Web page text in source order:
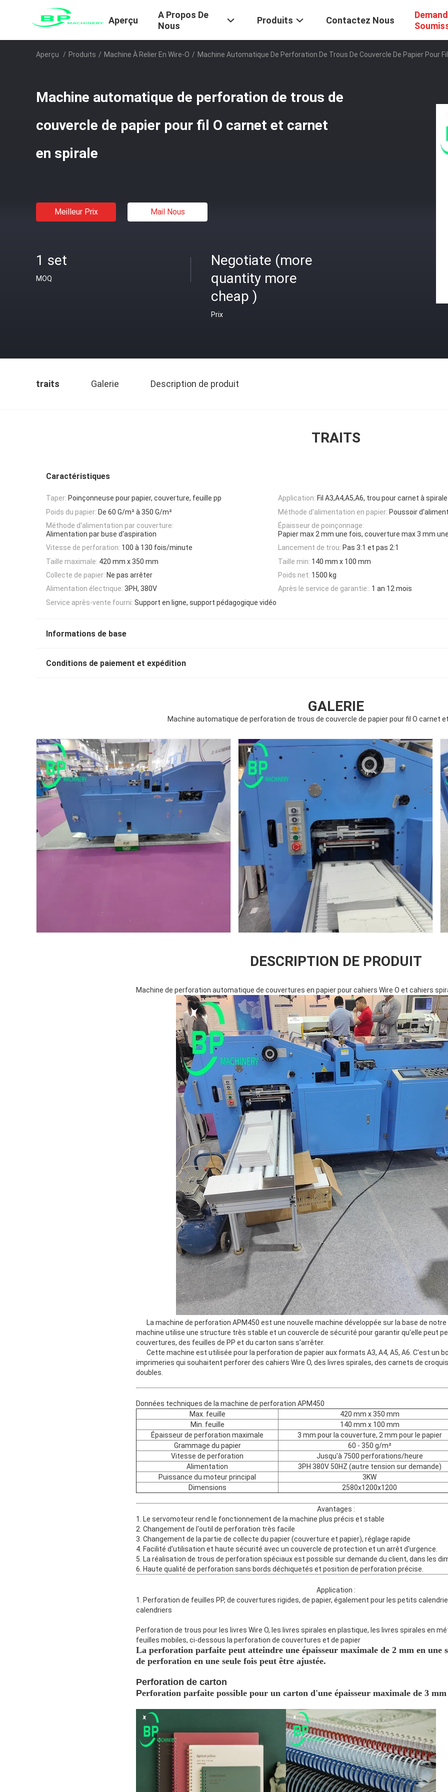
Aperçu
A Propos De
Nous
Produits Contactez Nous
Aperçu / Produits / Machine À Relier En Wire-O / Machine Automatique De Perforation De Trous De Couvercle De Papier Pour
Machine automatique de perforation de trous de
couvercle de papier pour fil O carnet et carnet
en spirale
Meilleur Prix Mail Nous
1 set
MOQ
Negotiate (more
quantity more
cheap )
Prix
traits Galerie Description de produit
TRAITS
Caractéristiques
Taper: Poinçonneuse pour papier, couverture, feuille pp Application: Fil A3,A4,A5,A6, trou pour carnet à
Poids du papier: De 60 G/m² à 350 G/m² Méthode d'alimentation en papier: Poussoir
Méthode d'alimentation par couverture:
Alimentation par buse d'aspiration
Épaisseur de poinçonnage:
Papier max 2 mm une fois, couverture max 3 mm
Vitesse de perforation: 100 à 130 fois/minute Lancement de trou: Pas 3:1 et pas 2:1
Taille maximale: 420 mm x 350 mm Taille min: 140 mm x 100 mm
Collecte de papier: Ne pas arrêter Poids net: 1500 kg
Alimentation électrique: 3PH, 380V Après le service de garantie:: 1 an 12 mois
Service après-vente fourni: Support en ligne, support pédagogique vidéo
Informations de base
Conditions de paiement et expédition
GALERIE
Machine automatique de perforation de trous de couvercle de papier pour fil O carnet
DESCRIPTION DE PRODUIT
Machine de perforation automatique de couvertures en papier pour cahiers Wire O et cahiers
La machine de perforation APM450 est une nouvelle machine développée sur la base de notre
machine utilise une structure très stable et un couvercle de sécurité pour garantir qu'elle peut
couvertures, des feuilles de PP et du carton sans s'arrêter.
Cette machine est utilisée pour la perforation de papier aux formats A3, A4, A5, A6. C'est un
imprimeries qui souhaitent perforer des cahiers Wire O, des livres spirales, des carnets de
doubles.
Données techniques de la machine de perforation APM450
Max. feuille
420 mm x 350 mm
Min. feuille
140 mm x 100 mm
Épaisseur de perforation maximale
3 mm pour la couverture, 2 mm pour le papier
Grammage du papier
60 - 350 g/m²
Vitesse de perforation
Jusqu'à 7500 perforations/heure
Alimentation
3PH 380V 50HZ (autre tension sur demande)
Puissance du moteur principal
3KW
Dimensions
2580x1200x1200
Avantages :
1. Le servomoteur rend le fonctionnement de la machine plus précis et stable
2. Changement de l'outil de perforation très facile
3. Changement de la partie de collecte du papier (couverture et papier), réglage rapide
4. Facilité d'utilisation et haute sécurité avec un couvercle de protection et un arrêt d'urgence.
5. La réalisation de trous de perforation spéciaux est possible sur demande du client, dans les
6. Haute qualité de perforation sans bords déchiquetés et position de perforation précise.
Application :
1. Perforation de feuilles PP, de couvertures rigides, de papier, également pour les petits
calendriers
Perforation de trous pour les livres Wire O, les livres spirales en plastique, les livres spirales en
feuilles mobiles, ci-dessous la perforation de couvertures et de papier
La perforation parfaite peut atteindre une épaisseur maximale de 2 mm en une
de perforation en une seule fois peut être ajustée.
Perforation de carton
Perforation parfaite possible pour un carton d'une épaisseur maximale de 3 mm